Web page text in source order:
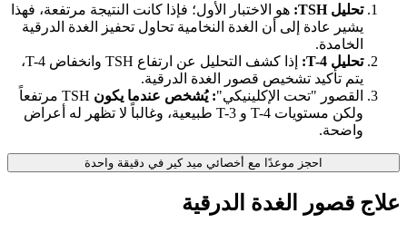
تحليل TSH:
هو الاختبار الأول؛ فإذا كانت النتيجة مرتفعة، فهذا
يشير عادة إلى أن الغدة النخامية تحاول تحفيز الغدة الدرقية
الخامدة.
تحليل T-4:
إذا كشف التحليل عن ارتفاع TSH وانخفاض T-4،
يتم تأكيد تشخيص قصور الغدة الدرقية.
القصور "تحت الإكلينيكي": يُشخص عندما يكون
TSH مرتفعاً
ولكن مستويات T-4 و T-3 طبيعية، وغالباً لا تظهر له أعراض
واضحة.
احجز موعدًا مع أخصائي ميد كير في دقيقة واحدة
علاج قصور الغدة الدرقية